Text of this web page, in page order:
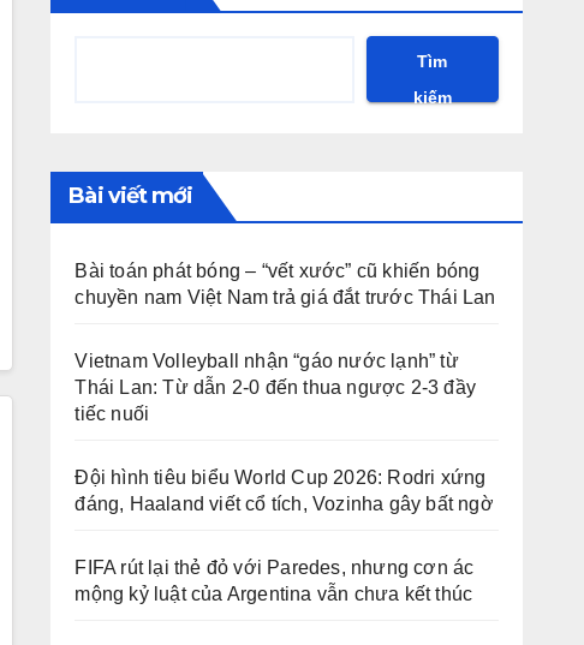
Tìm
kiếm
Bài viết mới
Bài toán phát bóng – “vết xước” cũ khiến bóng
chuyền nam Việt Nam trả giá đắt trước Thái Lan
Vietnam Volleyball nhận “gáo nước lạnh” từ
Thái Lan: Từ dẫn 2-0 đến thua ngược 2-3 đầy
tiếc nuối
Đội hình tiêu biểu World Cup 2026: Rodri xứng
đáng, Haaland viết cổ tích, Vozinha gây bất ngờ
FIFA rút lại thẻ đỏ với Paredes, nhưng cơn ác
mộng kỷ luật của Argentina vẫn chưa kết thúc